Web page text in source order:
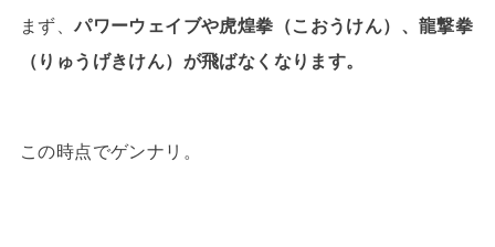
まず、パワーウェイブや虎煌拳（こおうけん）、龍撃拳
（りゅうげきけん）が飛ばなくなります。
この時点でゲンナリ。